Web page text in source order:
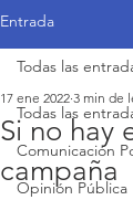
Entrada
Todas las
Comunicación
Opinión Pública
Todas las
Si no hay
campaña
17 ene 2022 3 min de